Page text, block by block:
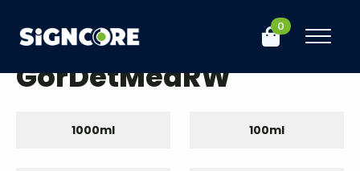
0
Hem Produkt Varumärke GörDetMedRW
GörDetMedRW
1000ml 100ml